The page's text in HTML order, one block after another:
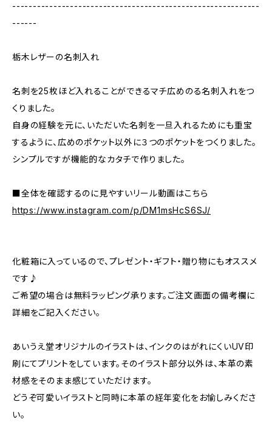
------------------------------------------------------------
------
栃木レザーの名刺入れ
名刺を25枚ほど入れることができるマチ広めのる名刺入れをつ
くりました。
自身の経験を元に、いただいた名刺を一旦入れるためにも重宝
するように、広めのポケット以外に３つのポケットをつくりました。
シンプルですが機能的なカタチで作りました。
■全体を確認するのに見やすいリール動画はこちら
https://www.instagram.com/p/DM1msHcS6SJ/
化粧箱に入っているので、プレゼント・ギフト・贈り物にもオススメ
です♪
ご希望の場合は無料ラッピング承ります。ご注文画面の備考欄に
詳細をご記入ください。
あいうえ堂オリジナルのイラストは、インクのはがれにくいUV印
刷にてプリントをしています。そのイラスト部分以外は、本革の素
材感をそのまま感じていただけます。
どうぞ可愛いイラストと同時に本革の経年変化をお愉しみくださ
い。